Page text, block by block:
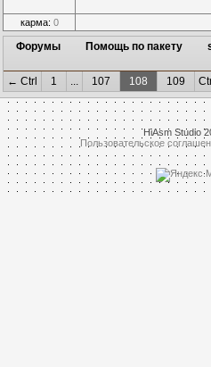
карма: 0
Форумы
Помощь по пакету
← Ctrl 1 ... 107 108 109
HiAsm Studio
Пользовательское